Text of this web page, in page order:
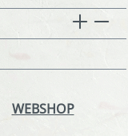
WEBSHOP